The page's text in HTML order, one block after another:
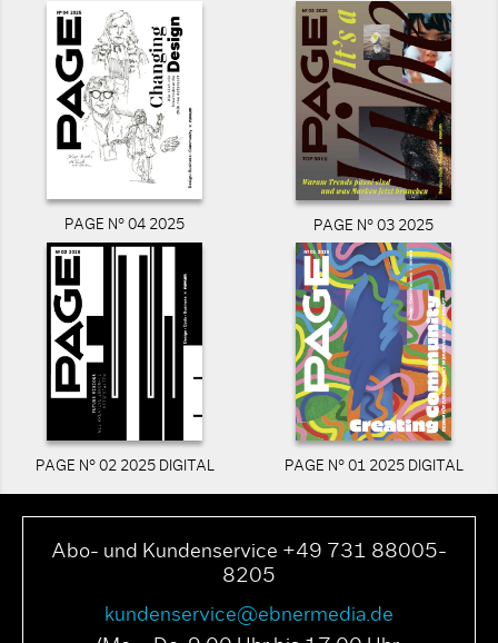
PAGE N° 04 2025 PAGE N° 03 2025
PAGE N° 02 2025 DIGITAL PAGE N° 01 2025 DIGITAL
Abo- und Kundenservice +49 731 88005-
8205
kundenservice@ebnermedia.de